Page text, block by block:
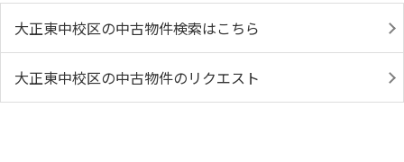
大正東中校区の中古物件検索はこちら
大正東中校区の中古物件のリクエスト